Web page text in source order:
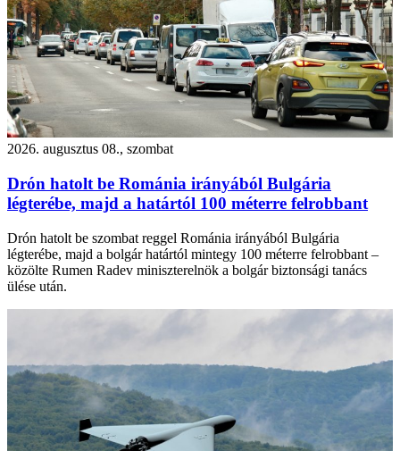
2026. augusztus 08., szombat
Drón hatolt be Románia irányából Bulgária
légterébe, majd a határtól 100 méterre felrobbant
Drón hatolt be szombat reggel Románia irányából Bulgária
légterébe, majd a bolgár határtól mintegy 100 méterre felrobbant –
közölte Rumen Radev miniszterelnök a bolgár biztonsági tanács
ülése után.